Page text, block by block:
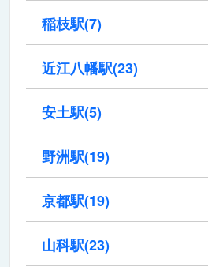
稲枝駅(7)
近江八幡駅(23)
安土駅(5)
野洲駅(19)
京都駅(19)
山科駅(23)